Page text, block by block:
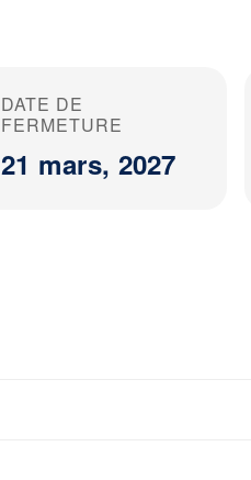
DATE DE
FERMETURE
21 mars, 2027